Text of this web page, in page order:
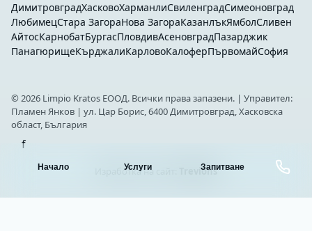
ДимитровградХасковоХарманлиСвиленградСимеоновград
ЛюбимецСтара ЗагораНова ЗагораКазанлъкЯмболСливен
АйтосКарнобатБургасПловдивАсеновградПазарджик
ПанагюрищеКърджалиКарловоКалоферПървомайСофия
© 2026 Limpio Kratos ЕООД. Всички права запазени. | Управител:
Пламен Янков | ул. Цар Борис, 6400 Димитровград, Хасковска
област, България
f
Изработка на сайт: Trevions
Начало Услуги Запитване